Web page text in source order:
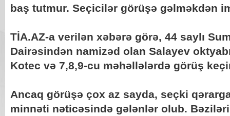
baş tutmur. Seçicilər görüşə gəlməkdən
TİA.AZ-a verilən xəbərə görə, 44 saylı
Dairəsindən namizəd olan Salayev
Kotec və 7,8,9-cu məhəllələrdə görüş
Ancaq görüşə çox az sayda, seçki
minnəti nəticəsində gələnlər olub.